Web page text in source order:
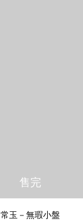
售完
常玉－無瑕小盤